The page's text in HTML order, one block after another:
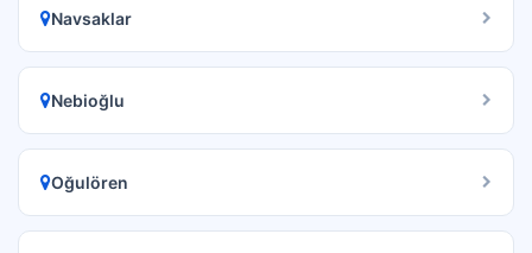
Navsaklar
Nebioğlu
Oğulören